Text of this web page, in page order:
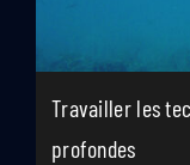
Travailler les
profondes